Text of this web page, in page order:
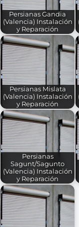
Persianas Gandia
(Valencia) Instalación
y Reparación
Persianas Mislata
(Valencia) Instalación
y Reparación
Persianas
Sagunt/Sagunto
(Valencia) Instalación
y Reparación